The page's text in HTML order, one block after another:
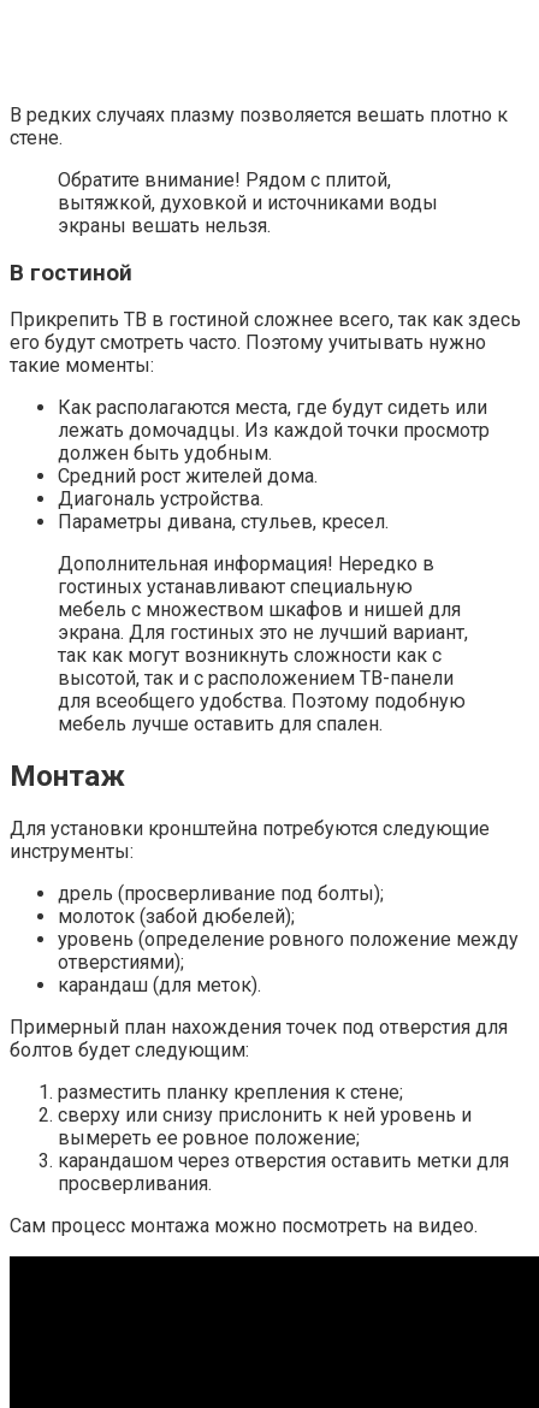
В редких случаях плазму позволяется вешать плотно к
стене.
Обратите внимание! Рядом с плитой,
вытяжкой, духовкой и источниками воды
экраны вешать нельзя.
В гостиной
Прикрепить ТВ в гостиной сложнее всего, так как здесь
его будут смотреть часто. Поэтому учитывать нужно
такие моменты:
Как располагаются места, где будут сидеть или
лежать домочадцы. Из каждой точки просмотр
должен быть удобным.
Средний рост жителей дома.
Диагональ устройства.
Параметры дивана, стульев, кресел.
Дополнительная информация! Нередко в
гостиных устанавливают специальную
мебель с множеством шкафов и нишей для
экрана. Для гостиных это не лучший вариант,
так как могут возникнуть сложности как с
высотой, так и с расположением ТВ-панели
для всеобщего удобства. Поэтому подобную
мебель лучше оставить для спален.
Монтаж
Для установки кронштейна потребуются следующие
инструменты:
дрель (просверливание под болты);
молоток (забой дюбелей);
уровень (определение ровного положение между
отверстиями);
карандаш (для меток).
Примерный план нахождения точек под отверстия для
болтов будет следующим:
разместить планку крепления к стене;
сверху или снизу прислонить к ней уровень и
вымереть ее ровное положение;
карандашом через отверстия оставить метки для
просверливания.
Сам процесс монтажа можно посмотреть на видео.